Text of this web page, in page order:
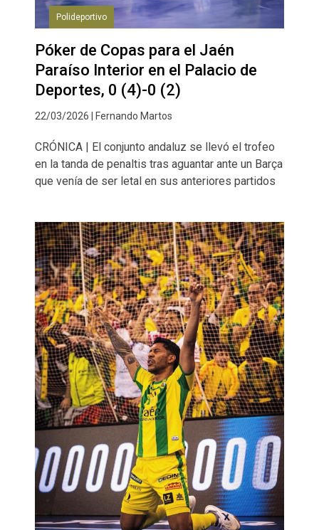
Polideportivo
Póker de Copas para el Jaén
Paraíso Interior en el Palacio de
Deportes, 0 (4)-0 (2)
22/03/2026 | Fernando Martos
CRÓNICA | El conjunto andaluz se llevó el trofeo
en la tanda de penaltis tras aguantar ante un Barça
que venía de ser letal en sus anteriores partidos